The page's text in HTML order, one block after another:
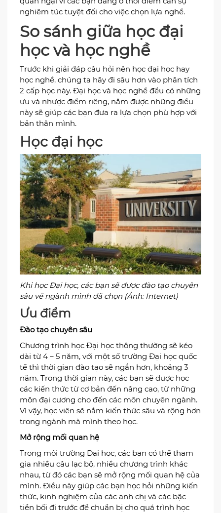
nghiêm túc tuyệt đối cho việc chọn lựa nghề.
So sánh giữa học đại
học và học nghề
Trước khi giải đáp câu hỏi nên học đại học hay
học nghề, chúng ta hãy đi sâu hơn vào phân tích
2 cấp học này. Đại học và học nghề đều có những
ưu và nhược điểm riêng, nắm được những điều
này sẽ giúp các bạn đưa ra lựa chọn phù hợp với
bản thân mình.
Học đại học
Khi học Đại học, các bạn sẽ được đào tạo chuyên
sâu về ngành mình đã chọn (Ảnh: Internet)
Ưu điểm
Đào tạo chuyên sâu
Chương trình học Đại học thông thường sẽ kéo
dài từ 4 – 5 năm, với một số trường Đại học quốc
tế thì thời gian đào tạo sẽ ngắn hơn, khoảng 3
năm. Trong thời gian này, các bạn sẽ được học
các kiến thức từ cơ bản đến nâng cao, từ những
môn đại cương cho đến các môn chuyên ngành.
Vì vậy, học viên sẽ nắm kiến thức sâu và rộng hơn
trong ngành mà mình theo học.
Mở rộng mối quan hệ
Trong môi trường Đại học, các bạn có thể tham
gia nhiều câu lạc bộ, nhiều chương trình khác
nhau, từ đó các bạn sẽ mở rộng mối quan hệ của
mình. Điều này giúp các bạn học hỏi những kiến
thức, kinh nghiệm của các anh chị và các bậc
tiền bối đi trước để chuẩn bị cho quá trình học